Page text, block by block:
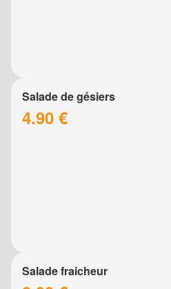
Salade de gésiers
4.90 €
Salade fraicheur